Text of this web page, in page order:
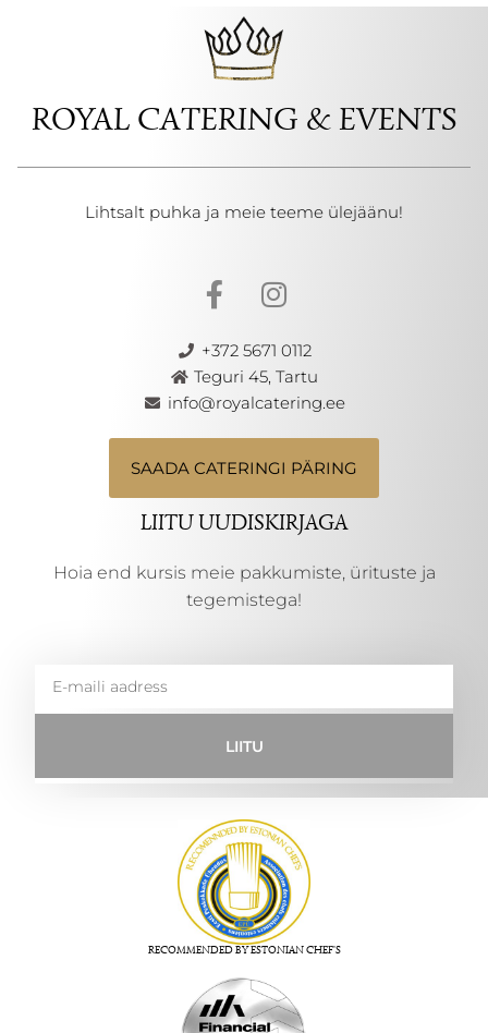
ROYAL CATERING & EVENTS
Lihtsalt puhka ja meie teeme ülejäänu!
+372 5671 0112
Teguri 45, Tartu
info@royalcatering.ee
SAADA CATERINGI PÄRING
LIITU UUDISKIRJAGA
Hoia end kursis meie pakkumiste, ürituste ja
tegemistega!
LIITU
RECOMMENDED BY ESTONIAN CHEF'S